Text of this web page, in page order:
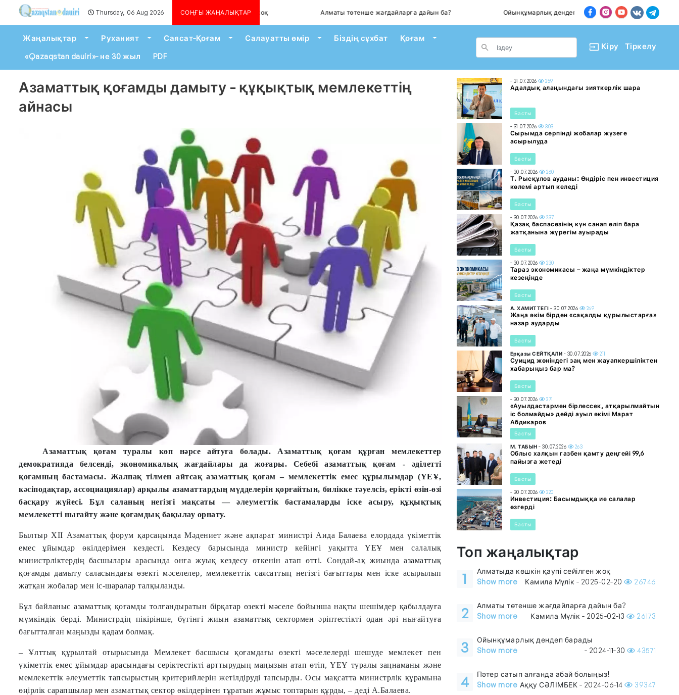
Thursday, 06 Aug 2026 СОҢҒЫ ЖАҢАЛЫҚТАР
Алматыда көшкін қаупі сейілген жоқ Алматы төтенше жағдайларға дайын ба? Ойынқұмарлық дендеп барады Пәтер сатып
Жаңалықтар Toggle Dropdown
Руханият Toggle Dropdown
Саясат-Қоғам Toggle Dropdown
Салауатты өмір Toggle Dropdown
Біздің сұхбат Қоғам
Toggle Dropdown
«Qazaqstan dauiri»- не 30 жыл
PDF
Кіру Тіркелу
Азаматтық қоғамды дамыту - құқықтық мемлекеттің
айнасы
Азаматтық қоғам туралы көп нәрсе айтуға болады. Азаматтық қоғам құрған мемлекеттер
демократияда белсенді, экономикалық жағдайлары да жоғары. Себебі азаматтық қоғам - әділетті
қоғамның бастамасы. Жалпақ тілмен айтсақ азаматтық қоғам – мемлекеттік емес құрылымдар (ҮЕҰ,
кәсіподақтар, ассоциациялар) арқылы азаматтардың мүдделерін қорғайтын, билікке тәуелсіз, ерікті өзін-өзі
басқару жүйесі. Бұл саланың негізгі мақсаты — әлеуметтік бастамаларды іске асыру, құқықтық
мемлекетті нығайту және қоғамдық бақылау орнату.
Былтыр ХІІ Азаматтық форум қарсаңында Мәдениет және ақпарат министрі Аида Балаева елордада үкіметтік
емес ұйымдар өкілдерімен кездесті. Кездесу барысында министр кейінгі уақытта ҮЕҰ мен салалық
министрліктердің басшылары арасында онға жуық кездесу өткенін атап өтті. Сондай-ақ жиында азаматтық
қоғамды дамыту саласындағы өзекті мәселелер, мемлекеттік саясаттың негізгі бағыттары мен іске асырылып
жатқан жобалар мен іс-шаралар талқыланды.
Бұл байланыс азаматтық қоғамды толғандыратын бірқатар өзекті мәселе бойынша нақты шешімдер қабылдауға
мүмкіндік берді. Министрдің пікірінше, бүгінгі жиын азаматтық сектормен әріптестікті одан әрі нығайтуға
бағытталған маңызды қадам болмақ.
– Ұлттық құрылтай отырысында Мемлекет басшысы қоғамдағы өзекті мәселелерді шешуде мемлекет пен
үкіметтік емес ұйымдар арасындағы серіктестікті арттырудың маңызын атап өтіп, ҮЕҰ туралы заңнаманы және
мемлекеттік әлеуметтік тапсырыстың критерийлерін жетілдіруді тапсырды. Осы мақсатта министрлік құрамына
өңірлік сарапшылар мен азаматтық сектор өкілдерінен тұратын жұмыс топтарын құрды, – деді А.Балаева.
- 31.07.2026 259
Адалдық алаңындағы зияткерлік шара
Басты
- 31.07.2026 303
Сырымда серпінді жобалар жүзеге
асырылуда
Басты
- 30.07.2026 260
Т. Рысқұлов ауданы: Өндіріс пен инвестиция
көлемі артып келеді
Басты
- 30.07.2026 237
Қазақ баспасөзінің күн санап өліп бара
жатқанына жүрегім ауырады
Басты
- 30.07.2026 230
Тараз экономикасы – жаңа мүмкіндіктер
кезеңінде
Басты
А. ХАМИТТЕГІ - 30.07.2026 269
Жаңа әкім бірден «сақалды құрылыстарға»
назар аударды
Басты
Ерқазы СЕЙТҚАЛИ - 30.07.2026 211
Суицид жөніндегі заң мен жауапкершіліктен
хабарыңыз бар ма?
Басты
- 30.07.2026 271
«Ауылдастармен бірлессек, атқарылмайтын
іс болмайды» дейді ауыл әкімі Марат
Абдикаров
Басты
М. ТАБЫН - 30.07.2026 263
Облыс халқын газбен қамту деңгейі 99,6
пайызға жетеді
Басты
- 30.07.2026 220
Инвестиция: Басымдыққа ие салалар
өзгерді
Басты
Топ жаңалықтар
1
Алматыда көшкін қаупі сейілген жоқ
Show more
Камила Мүлік - 2025-02-20 26746
2
Алматы төтенше жағдайларға дайын ба?
Show more
Камила Мүлік - 2025-02-13 26173
3
Ойынқұмарлық дендеп барады
Show more
- 2024-11-30 43571
4
Пәтер сатып алғанда абай болыңыз!
Show more Аққу СӘЛІМБЕК - 2024-06-14 39347